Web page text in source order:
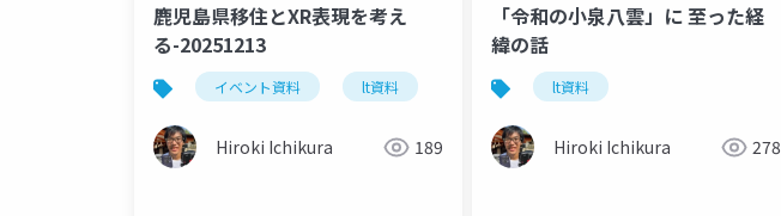
鹿児島県移住とXR表現を考え
る-20251213
イベント資料 lt資料
Hiroki Ichikura 189
「令和の小泉八雲」に 至った経
緯の話
lt資料
Hiroki Ichikura 278